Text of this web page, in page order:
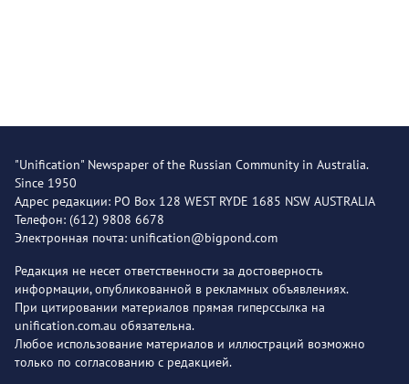
"Unification" Newspaper of the Russian Community in Australia.
Since 1950
Адрес редакции: PO Box 128 WEST RYDE 1685 NSW AUSTRALIA
Телефон: (612) 9808 6678
Электронная почта: unification@bigpond.com
Редакция не несет ответственности за достоверность
информации, опубликованной в рекламных объявлениях.
При цитировании материалов прямая гиперссылка на
unification.com.au обязательна.
Любое использование материалов и иллюстраций возможно
только по согласованию с редакцией.